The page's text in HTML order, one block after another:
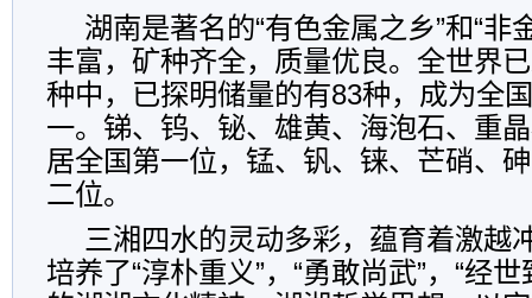
湖南是著名的“有色金属之乡”和“非
丰富，矿种齐全，质量优良。全世界
种中，已探明储量的有83种，成为全
一。锑、钨、铋、雄黄、海泡石、重
居全国第一位，锰、钒、铼、芒硝、
二位。
三湘四水的灵动多彩，蕴育着激越
培养了“淳朴重义”，“勇敢尚武”，“经世